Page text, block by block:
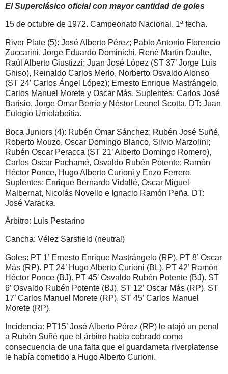
El Superclásico oficial con mayor cantidad de goles
15 de octubre de 1972. Campeonato Nacional. 1ª fecha.
River Plate (5): José Alberto Pérez; Pablo Antonio Florencio
Zuccarini, Jorge Eduardo Dominichi, René Martín Daulte,
Raúl Alberto Giustizzi; Juan José López (ST 37’ Jorge Luis
Ghiso), Reinaldo Carlos Merlo, Norberto Osvaldo Alonso
(ST 24’ Carlos Ángel López); Ernesto Enrique Mastrángelo,
Carlos Manuel Morete y Oscar Más. Suplentes: Carlos José
Barisio, Jorge Omar Berrio y Néstor Leonel Scotta. DT: Juan
Eulogio Urriolabeitia.
Boca Juniors (4): Rubén Omar Sánchez; Rubén José Suñé,
Roberto Mouzo, Oscar Domingo Blanco, Silvio Marzolini;
Rubén Oscar Peracca (ST 21’ Alberto Domingo Romero),
Carlos Oscar Pachamé, Osvaldo Rubén Potente; Ramón
Héctor Ponce, Hugo Alberto Curioni y Enzo Ferrero.
Suplentes: Enrique Bernardo Vidallé, Oscar Miguel
Malbernat, Nicolás Novello e Ignacio Ramón Peña. DT:
José Varacka.
Árbitro: Luis Pestarino
Cancha: Vélez Sarsfield (neutral)
Goles: PT 1’ Ernesto Enrique Mastrángelo (RP). PT 8’ Oscar
Más (RP). PT 24’ Hugo Alberto Curioni (BL). PT 42’ Ramón
Héctor Ponce (BJ). PT 45’ Osvaldo Rubén Potente (BJ). ST
6’ Osvaldo Rubén Potente (BJ). ST 12’ Oscar Más (RP). ST
17’ Carlos Manuel Morete (RP). ST 45’ Carlos Manuel
Morete (RP).
Incidencia: PT15’ José Alberto Pérez (RP) le atajó un penal
a Rubén Suñé que el árbitro había cobrado como
consecuencia de una falta que el guardameta riverplatense
le había cometido a Hugo Alberto Curioni.